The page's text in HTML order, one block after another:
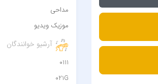
مداحی
موزیک ویدیو
آرشیو خوانندگان
0111
021G